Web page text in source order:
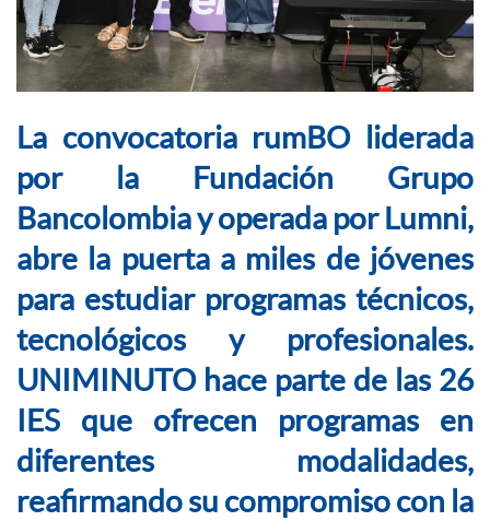
La convocatoria rumBO liderada
por la Fundación Grupo
Bancolombia y operada por Lumni,
abre la puerta a miles de jóvenes
para estudiar programas técnicos,
tecnológicos y profesionales.
UNIMINUTO hace parte de las 26
IES que ofrecen programas en
diferentes modalidades,
reafirmando su compromiso con la